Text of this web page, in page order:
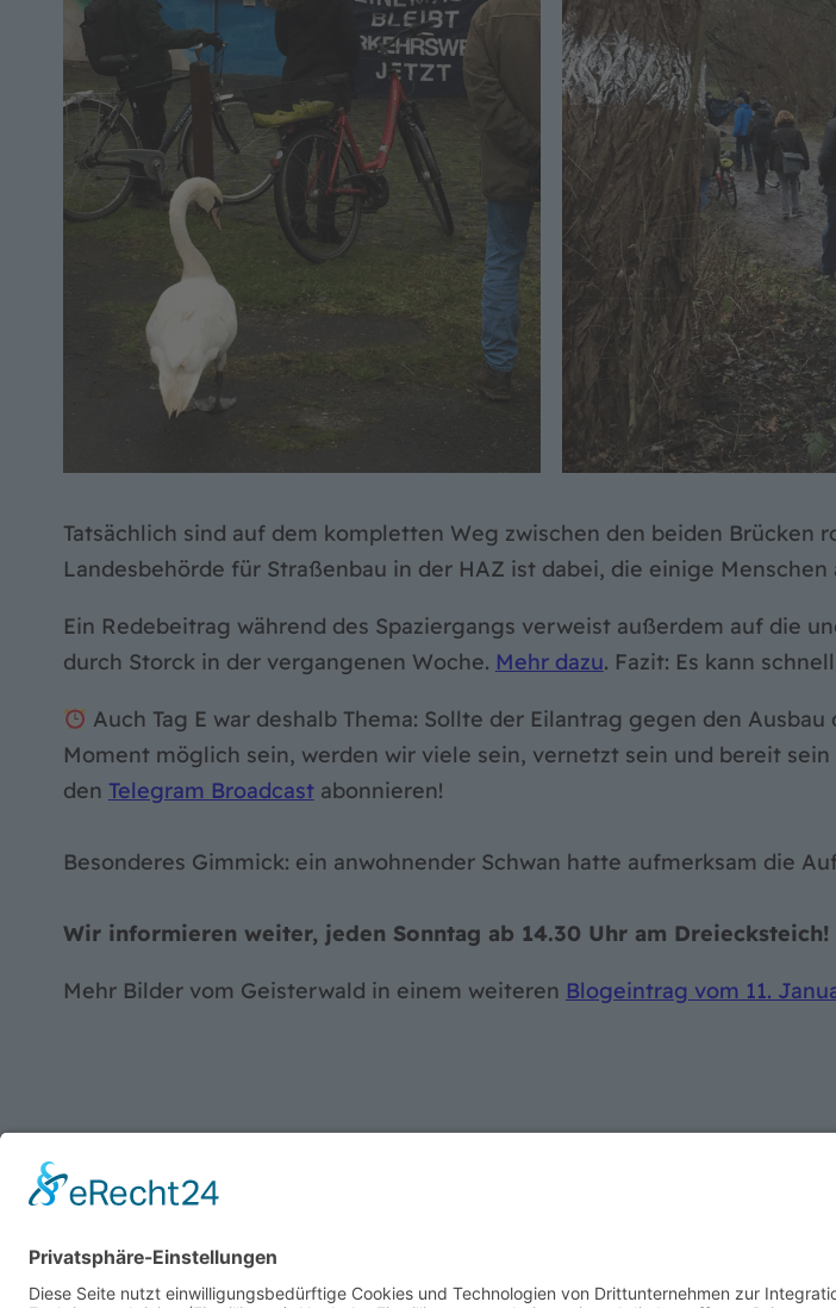
Tatsächlich sind auf dem kompletten Weg zwischen den beiden
Landesbehörde für Straßenbau in der HAZ ist dabei, die einige
Ein Redebeitrag während des Spaziergangs verweist außerdem auf die
durch Storck in der vergangenen Woche. Mehr dazu. Fazit: Es kann
Auch Tag E war deshalb Thema: Sollte der Eilantrag gegen den
Moment möglich sein, werden wir viele sein, vernetzt sein und bereit
den Telegram Broadcastabonnieren!
Besonderes Gimmick: ein anwohnender Schwan hatte aufmerksam die
Wir informieren weiter, jeden Sonntag ab 14.30 Uhr am Dreiecksteich!
Mehr Bilder vom Geisterwald in einem weiteren Blogeintrag vom 11.
SUCHE
Search